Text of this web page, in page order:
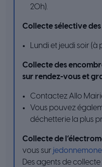
20h).
Collecte sélective
Lundi et jeudi soir
Collecte des
sur rendez-vous et
Contactez Allo
Vous pouvez
déchetterie la plus
Collecte de
vous sur
Des agents de